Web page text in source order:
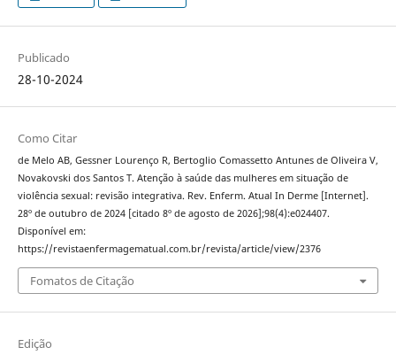
Publicado
28-10-2024
Como Citar
de Melo AB, Gessner Lourenço R, Bertoglio Comassetto Antunes de Oliveira V,
Novakovski dos Santos T. Atenção à saúde das mulheres em situação de
violência sexual: revisão integrativa. Rev. Enferm. Atual In Derme [Internet].
28º de outubro de 2024 [citado 8º de agosto de 2026];98(4):e024407.
Disponível em:
https://revistaenfermagematual.com.br/revista/article/view/2376
Fomatos de Citação
Edição